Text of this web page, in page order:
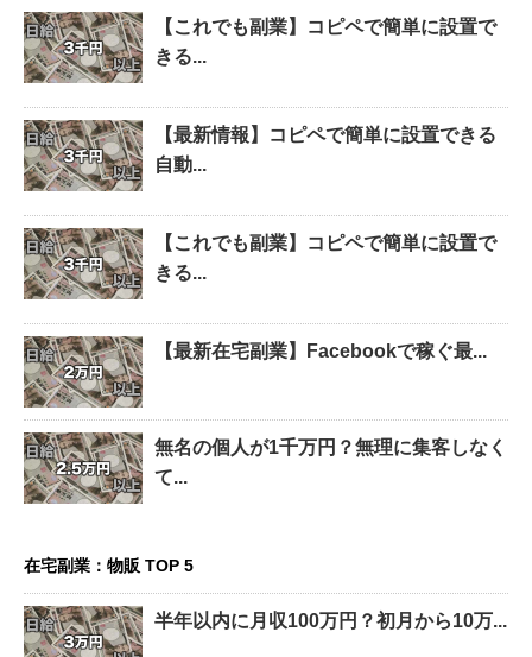
【これでも副業】コピペで簡単に設置で
きる...
【最新情報】コピペで簡単に設置できる
自動...
【これでも副業】コピペで簡単に設置で
きる...
【最新在宅副業】Facebookで稼ぐ最...
無名の個人が1千万円？無理に集客しなく
て...
在宅副業：物販 TOP 5
半年以内に月収100万円？初月から10万...